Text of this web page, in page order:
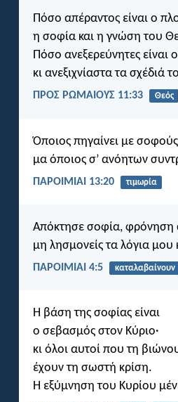
Πόσο απέραντος είναι ο
η σοφία και η γνώση του
Πόσο ανεξερεύνητες είναι
κι ανεξιχνίαστα τα σχέδιά
ΠΡΟΣ ΡΩΜΑΙΟΥΣ 11:33 Θεός
Όποιος πηγαίνει με σοφούς
μα όποιος σ’ ανόητων
ΠΑΡΟΙΜΙΑΙ 13:20 τιμωρία
Απόκτησε σοφία, φρόνηση
μη λησμονείς τα λόγια μου
ΠΑΡΟΙΜΙΑΙ 4:5 καταλαβαίνουν
Η βάση της σοφίας είναι
ο σεβασμός στον Κύριο·
κι όλοι αυτοί που τη
έχουν τη σωστή κρίση.
Η εξύμνηση του Κυρίου